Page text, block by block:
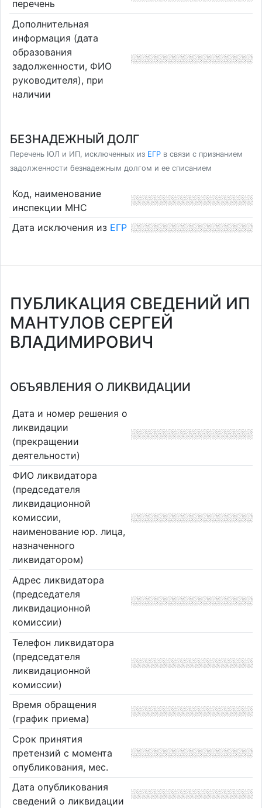
перечень
Дополнительная
информация (дата
образования
задолженности, ФИО
руководителя), при
наличии
БЕЗНАДЕЖНЫЙ ДОЛГ
Перечень ЮЛ и ИП, исключенных из ЕГР в связи с признанием
задолженности безнадежным долгом и ее списанием
Код, наименование
инспекции МНС
Дата исключения из ЕГР
ПУБЛИКАЦИЯ СВЕДЕНИЙ ИП
МАНТУЛОВ СЕРГЕЙ
ВЛАДИМИРОВИЧ
ОБЪЯВЛЕНИЯ О ЛИКВИДАЦИИ
Дата и номер решения о
ликвидации
(прекращении
деятельности)
ФИО ликвидатора
(председателя
ликвидационной
комиссии,
наименование юр. лица,
назначенного
ликвидатором)
Адрес ликвидатора
(председателя
ликвидационной
комиссии)
Телефон ликвидатора
(председателя
ликвидационной
комиссии)
Время обращения
(график приема)
Срок принятия
претензий с момента
опубликования, мес.
Дата опубликования
сведений о ликвидации